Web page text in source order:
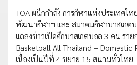
TOA ผนึกกำลัง การกีฬาแห่งประเทศไ
พัฒนากีฬาฯ และ สมาคมกีฬาบาสเกต
แถลงข่าวเปิดศึกบาสเกตบอล 3 คน ราย
Basketball All Thailand – Domestic
เนื่องเป็นปีที่ 4 ขยาย 15 สนามทั่วไทย